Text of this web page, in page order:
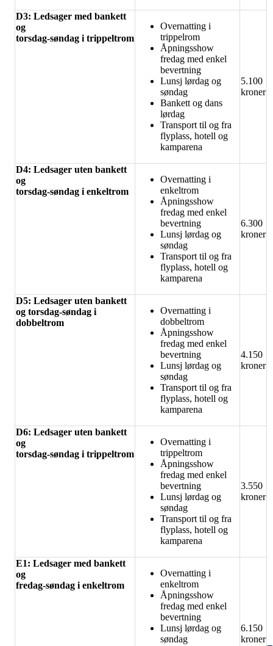
D3: Ledsager med bankett
og
torsdag-søndag i trippeltrom
Overnatting i
trippelrom
Åpningsshow
fredag med enkel
bevertning
Lunsj lørdag og
søndag
Bankett og dans
lørdag
Transport til og fra
flyplass, hotell og
kamparena
5.100
kroner
D4: Ledsager uten bankett
og
torsdag-søndag i enkeltrom
Overnatting i
enkeltrom
Åpningsshow
fredag med enkel
bevertning
Lunsj lørdag og
søndag
Transport til og fra
flyplass, hotell og
kamparena
6.300
kroner
D5: Ledsager uten bankett
og torsdag-søndag i
dobbeltrom
Overnatting i
dobbeltrom
Åpningsshow
fredag med enkel
bevertning
Lunsj lørdag og
søndag
Transport til og fra
flyplass, hotell og
kamparena
4.150
kroner
D6: Ledsager uten bankett
og
torsdag-søndag i trippeltrom
Overnatting i
trippeltrom
Åpningsshow
fredag med enkel
bevertning
Lunsj lørdag og
søndag
Transport til og fra
flyplass, hotell og
kamparena
3.550
kroner
E1: Ledsager med bankett
og
fredag-søndag i enkeltrom
Overnatting i
enkeltrom
Åpningsshow
fredag med enkel
bevertning
Lunsj lørdag og
søndag
6.150
kroner